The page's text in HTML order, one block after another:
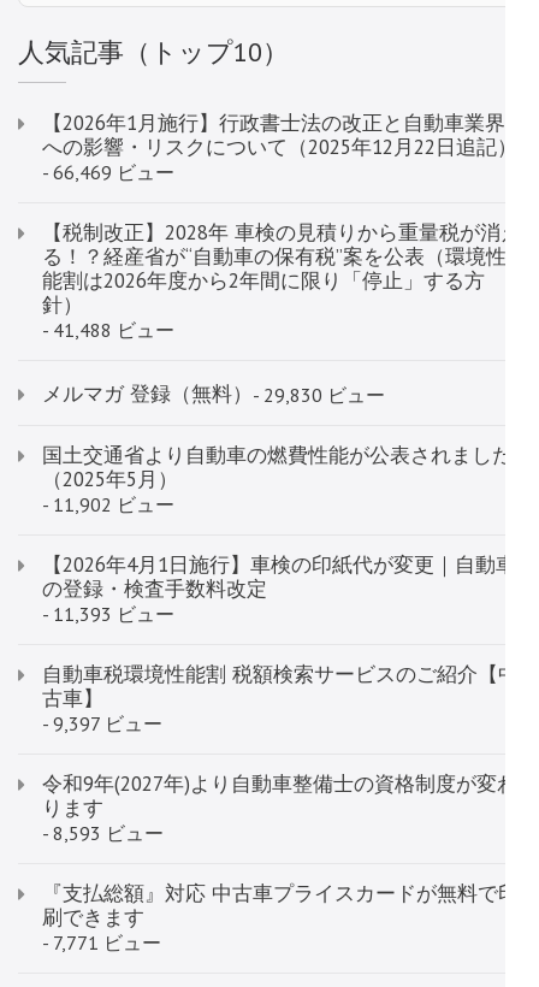
人気記事（トップ10）
【2026年1月施行】行政書士法の改正と自動車業界
への影響・リスクについて（2025年12月22日追記）
- 66,469 ビュー
【税制改正】2028年 車検の見積りから重量税が消え
る！？経産省が“自動車の保有税”案を公表（環境性
能割は2026年度から2年間に限り「停止」する方
針）
- 41,488 ビュー
メルマガ 登録（無料） - 29,830 ビュー
国土交通省より自動車の燃費性能が公表されました
（2025年5月）
- 11,902 ビュー
【2026年4月1日施行】車検の印紙代が変更｜自動車
の登録・検査手数料改定
- 11,393 ビュー
自動車税環境性能割 税額検索サービス​​​​​​のご紹介【中
古車】
- 9,397 ビュー
令和9年(2027年)より自動車整備士の資格制度が変わ
ります
- 8,593 ビュー
『支払総額』対応 中古車プライスカードが無料で印
刷できます
- 7,771 ビュー